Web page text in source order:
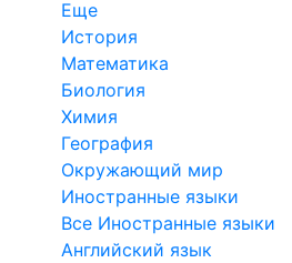
Еще
История
Математика
Биология
Химия
География
Окружающий мир
Иностранные языки
Все Иностранные языки
Английский язык